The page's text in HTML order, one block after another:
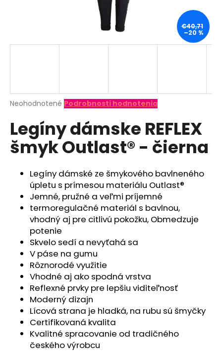
Priemerné
produktu
je
0,0
z
hviezdičiek.
Neohodnotené Podrobnosti hodnotenia
Legíny dámske REFLEX
šmyk Outlast® - čierna
Legíny dámské ze šmykového bavlneného
úpletu s prímesou materiálu Outlast®
Jemné, pružné a veľmi príjemné
termoregulačné materiál s bavlnou,
vhodný aj pre citlivú pokožku, Obmedzuje
potenie
Skvelo sedí a nevyťahá sa
V páse na gumu
Rôznorodé využitie
Vhodné aj ako spodná vrstva
Reflexné prvky pre lepšiu viditeľnosť
Moderný dizajn
Lícová strana je hladká, na rubu sú šmyčky
Certifikovaná kvalita
Kvalitné spracovanie od tradičného
českého výrobcu
€40,71
–20 %
NÁKRČNÍK
MULTIFUNKČNÝ
TENKÝ
OUTLAST®
MELÍR
€10,47